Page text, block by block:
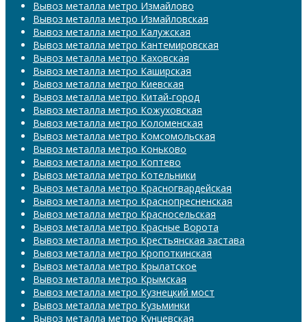
Вывоз металла метро Измайлово
Вывоз металла метро Измайловская
Вывоз металла метро Калужская
Вывоз металла метро Кантемировская
Вывоз металла метро Каховская
Вывоз металла метро Каширская
Вывоз металла метро Киевская
Вывоз металла метро Китай-город
Вывоз металла метро Кожуховская
Вывоз металла метро Коломенская
Вывоз металла метро Комсомольская
Вывоз металла метро Коньково
Вывоз металла метро Коптево
Вывоз металла метро Котельники
Вывоз металла метро Красногвардейская
Вывоз металла метро Краснопресненская
Вывоз металла метро Красносельская
Вывоз металла метро Красные Ворота
Вывоз металла метро Крестьянская застава
Вывоз металла метро Кропоткинская
Вывоз металла метро Крылатское
Вывоз металла метро Крымская
Вывоз металла метро Кузнецкий мост
Вывоз металла метро Кузьминки
Вывоз металла метро Кунцевская